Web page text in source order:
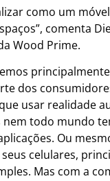
como um
comenta
Wood Prime.
dos
usar realidade
nem todo mundo
Ou
celulares,
Mas com a